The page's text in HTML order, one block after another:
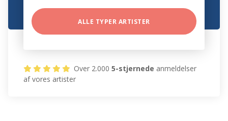
ALLE TYPER ARTISTER
Over 2.0005-stjernede anmeldelser
af vores artister